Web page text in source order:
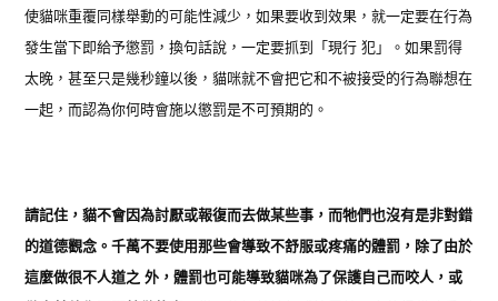
使貓咪重覆同樣舉動的可能性減少，如果要收到效果，就一定要在行為
發生當下即給予懲罰，換句話說，一定要抓到「現行 犯」。如果罰得
太晚，甚至只是幾秒鐘以後，貓咪就不會把它和不被接受的行為聯想在
一起，而認為你何時會施以懲罰是不可預期的。
請記住，貓不會因為討厭或報復而去做某些事，而牠們也沒有是非對錯
的道德觀念。千萬不要使用那些會導致不舒服或疼痛的體罰，除了由於
這麼做很不人道之 外，體罰也可能導致貓咪為了保護自己而咬人，或